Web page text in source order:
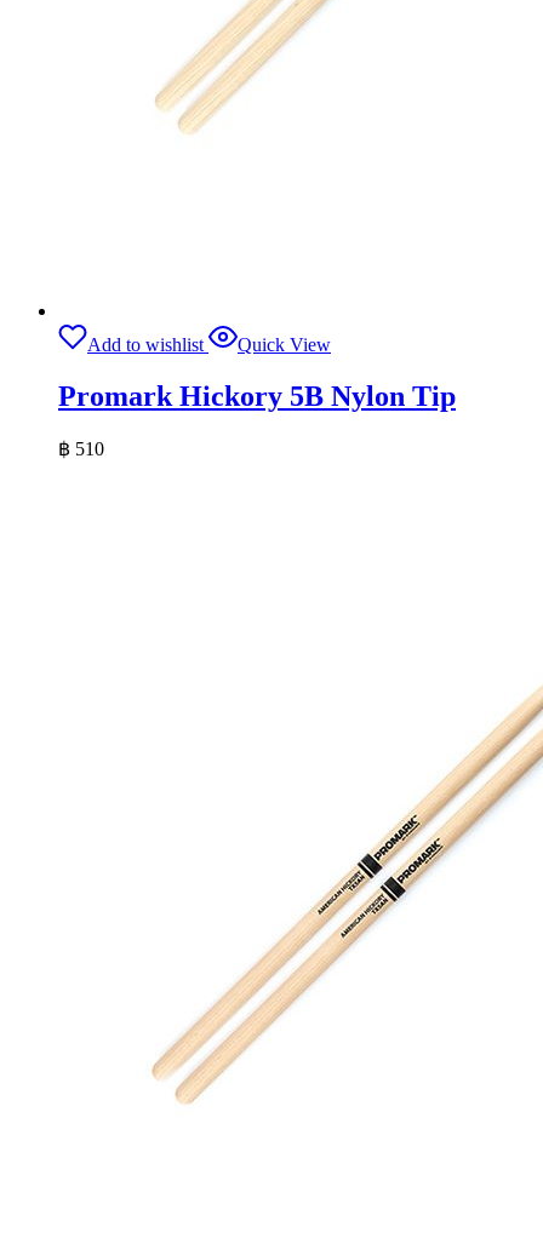
Add to wishlist Quick View
Promark Hickory 5B Nylon Tip
฿ 510